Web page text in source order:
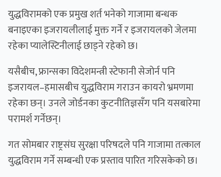
युद्धविरामको एक प्रमुख शर्त भनेको गाजामा बन्धक
बनाइएका इजरायलीलाई मुक्त गर्ने र इजरायलको जेलमा
रहेका प्यालेस्टिनीलाई छाड्ने रहेको छ।
यसैबीच, फ्रान्सका विदेशमन्त्री स्टेफानी सेजोर्न पनि
इजरायल–हमासबीच युद्धविराम गराउन कायरो भ्रमणमा
रहेका छन्। उनले जोर्डनका कुटनीतिज्ञसँग पनि यसबारेमा
परामर्श गर्नेछन्।
गत सोमबार राष्ट्रसंघ सुरक्षा परिषदले पनि गाजामा तत्काल
युद्धविराम गर्ने सम्बन्धी एक प्रस्ताव पारित गरिसकेको छ।